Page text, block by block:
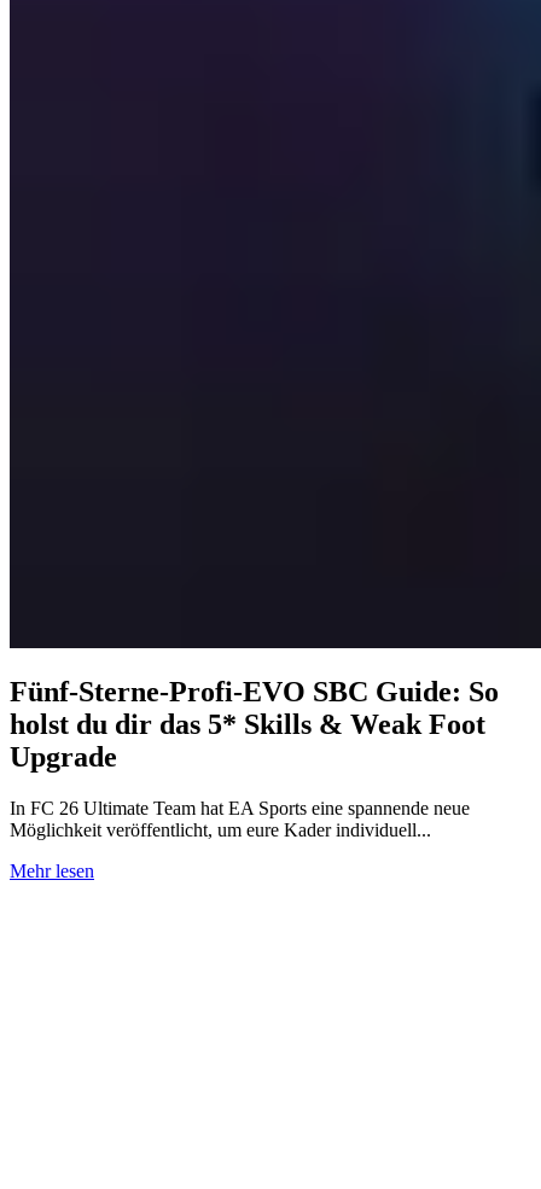
Fünf-Sterne-Profi-EVO SBC Guide: So
holst du dir das 5* Skills & Weak Foot
Upgrade
In FC 26 Ultimate Team hat EA Sports eine spannende neue
Möglichkeit veröffentlicht, um eure Kader individuell...
Mehr lesen